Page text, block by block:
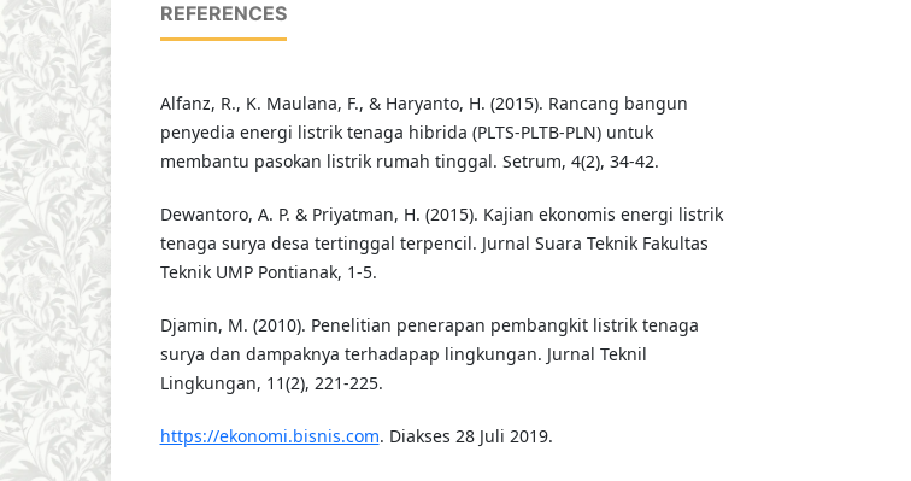
REFERENCES
Alfanz, R., K. Maulana, F., & Haryanto, H. (2015). Rancang bangun
penyedia energi listrik tenaga hibrida (PLTS-PLTB-PLN) untuk
membantu pasokan listrik rumah tinggal. Setrum, 4(2), 34-42.
Dewantoro, A. P. & Priyatman, H. (2015). Kajian ekonomis energi listrik
tenaga surya desa tertinggal terpencil. Jurnal Suara Teknik Fakultas
Teknik UMP Pontianak, 1-5.
Djamin, M. (2010). Penelitian penerapan pembangkit listrik tenaga
surya dan dampaknya terhadapap lingkungan. Jurnal Teknil
Lingkungan, 11(2), 221-225.
https://ekonomi.bisnis.com. Diakses 28 Juli 2019.